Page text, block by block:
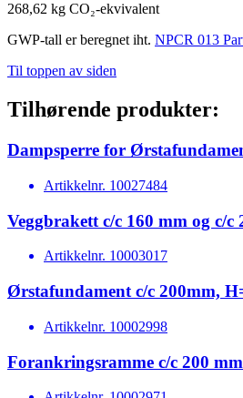
268,62 kg CO₂-ekvivalent
GWP-tall er beregnet iht. NPCR 013
Til toppen av siden
Tilhørende produkter:
Dampsperre for
Artikkelnr. 10027484
Veggbrakett c/c 160 mm og c/
Artikkelnr. 10003017
Ørstafundament c/c 200mm,
Artikkelnr. 10002998
Forankringsramme c/c 200